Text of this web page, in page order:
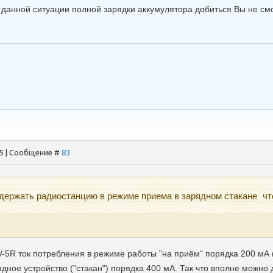
ситуации полной зарядки аккумулятора добиться Вы не
| Сообщение # 83
радиостанцию в режиме приема в зарядном стакане
ток потребления в режиме работы "на приём" порядка 200 мА
устройство ("стакан") порядка 400 мА. Так что вполне